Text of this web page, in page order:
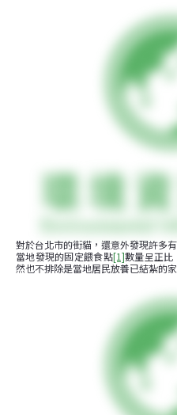
對於台北市的街貓，還意外發現許多
當地發現的固定餵食點[1]數量呈正比
然也不排除是當地居民放養已結紮的